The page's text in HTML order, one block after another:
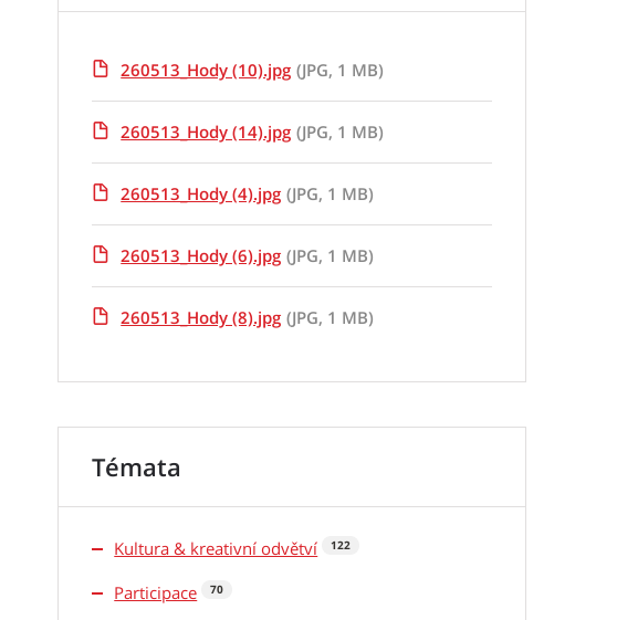
260513_Hody (10).jpg (JPG, 1 MB)
260513_Hody (14).jpg (JPG, 1 MB)
260513_Hody (4).jpg (JPG, 1 MB)
260513_Hody (6).jpg (JPG, 1 MB)
260513_Hody (8).jpg (JPG, 1 MB)
Témata
Kultura & kreativní odvětví 122
Participace 70